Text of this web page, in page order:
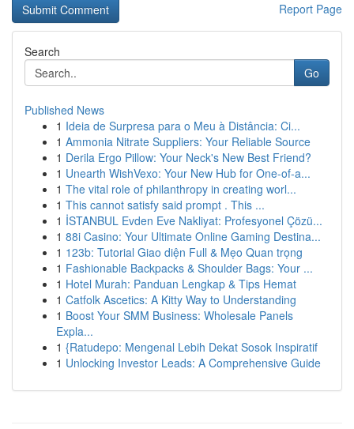
Report Page
Search
Go
Published News
1 Ideia de Surpresa para o Meu à Distância: Ci...
1 Ammonia Nitrate Suppliers: Your Reliable Source
1 Derila Ergo Pillow: Your Neck's New Best Friend?
1 Unearth WishVexo: Your New Hub for One-of-a...
1 The vital role of philanthropy in creating worl...
1 This cannot satisfy said prompt . This ...
1 İSTANBUL Evden Eve Nakliyat: Profesyonel Çözü...
1 88i Casino: Your Ultimate Online Gaming Destina...
1 123b: Tutorial Giao diện Full & Mẹo Quan trọng
1 Fashionable Backpacks & Shoulder Bags: Your ...
1 Hotel Murah: Panduan Lengkap & Tips Hemat
1 Catfolk Ascetics: A Kitty Way to Understanding
1 Boost Your SMM Business: Wholesale Panels
Expla...
1 {Ratudepo: Mengenal Lebih Dekat Sosok Inspiratif
1 Unlocking Investor Leads: A Comprehensive Guide